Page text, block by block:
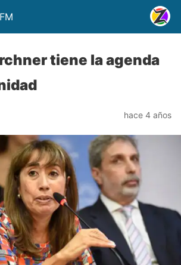
tiene la agenda
hace 4 años